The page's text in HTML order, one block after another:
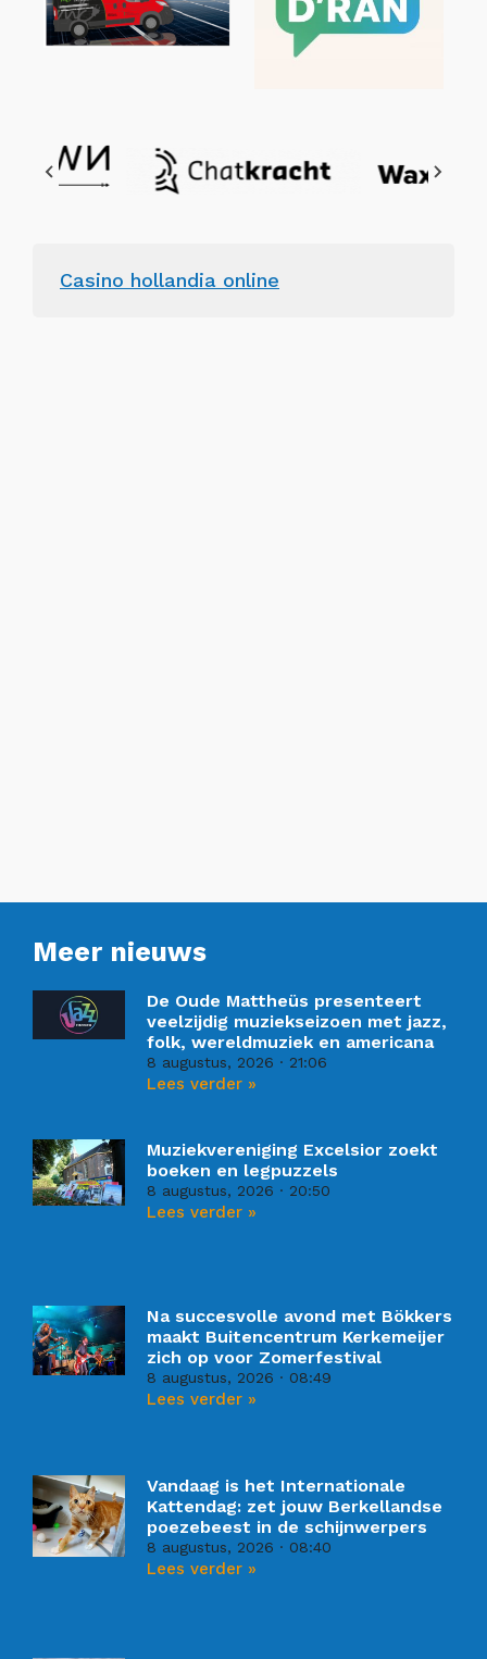
Casino hollandia online
Meer nieuws
De Oude Mattheüs presenteert
veelzijdig muziekseizoen met jazz,
folk, wereldmuziek en americana
8 augustus, 2026 21:06
Lees verder »
Muziekvereniging Excelsior zoekt
boeken en legpuzzels
8 augustus, 2026 20:50
Lees verder »
Na succesvolle avond met Bökkers
maakt Buitencentrum Kerkemeijer
zich op voor Zomerfestival
8 augustus, 2026 08:49
Lees verder »
Vandaag is het Internationale
Kattendag: zet jouw Berkellandse
poezebeest in de schijnwerpers
8 augustus, 2026 08:40
Lees verder »